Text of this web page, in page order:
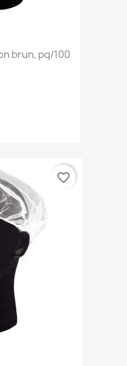
brun, pq/100
favorite_border